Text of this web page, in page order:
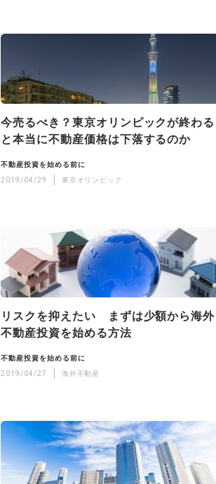
今売るべき？東京オリンピックが終わる
と本当に不動産価格は下落するのか
不動産投資を始める前に
2019/04/29
東京オリンピック
リスクを抑えたい まずは少額から海外
不動産投資を始める方法
不動産投資を始める前に
2019/04/27
海外不動産